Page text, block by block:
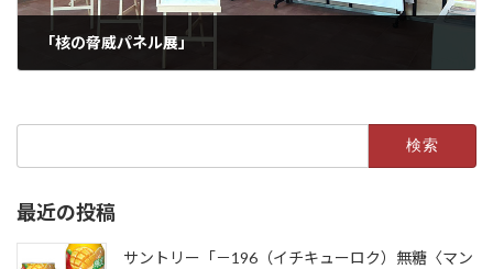
「核の脅威パネル展」
最近の投稿
サントリー「－196（イチキューロク）無糖〈マン